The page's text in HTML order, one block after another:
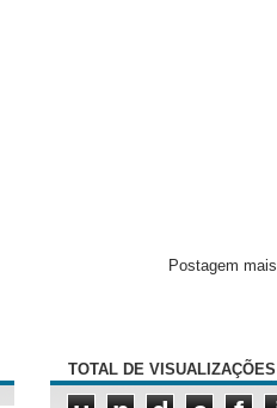
Postagem
TOTAL DE VISUALIZAÇÕES